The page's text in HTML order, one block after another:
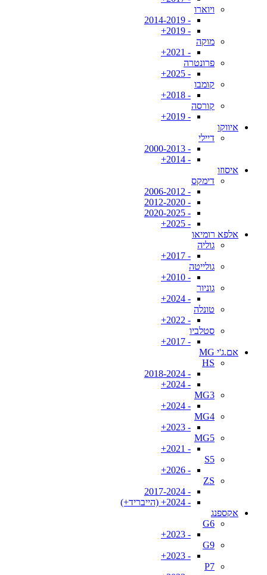
ויוארו
- 2014-2019
- 2019+
מוקה
- 2021+
פרונטרה
- 2025+
קומבו
- 2018+
קורסה
- 2019+
איווקו
דיילי
- 2000-2013
- 2014+
איסוזו
דימקס
- 2006-2012
- 2012-2020
- 2020-2025
- 2025+
אלפא רומיאו
גוליה
- 2017+
גולייטה
- 2010+
גוניור
- 2024+
טונלה
- 2022+
סטלביו
- 2017+
אם.ג'י MG
HS
- 2018-2024
- 2024+
MG3
- 2024+
MG4
- 2023+
MG5
- 2021+
S5
- 2026+
ZS
- 2017-2024
- 2024+ (הייבריד+)
אקספנג
G6
- 2023+
G9
- 2023+
P7